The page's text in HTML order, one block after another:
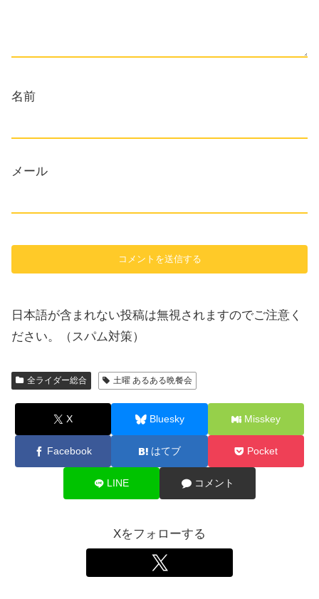
名前
メール
日本語が含まれない投稿は無視されますのでご注意く
ださい。（スパム対策）
全ライダー総合 土曜 あるある晩餐会
X Bluesky Misskey
Facebook はてブ Pocket
LINE コメント
Xをフォローする